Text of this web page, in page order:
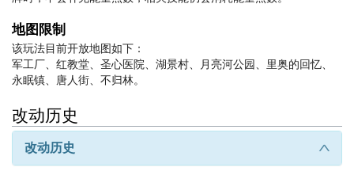
地图限制
该玩法目前开放地图如下：
军工厂、红教堂、圣心医院、湖景村、月亮河公园、里奥的回忆、
永眠镇、唐人街、不归林。
改动历史
改动历史 ∧